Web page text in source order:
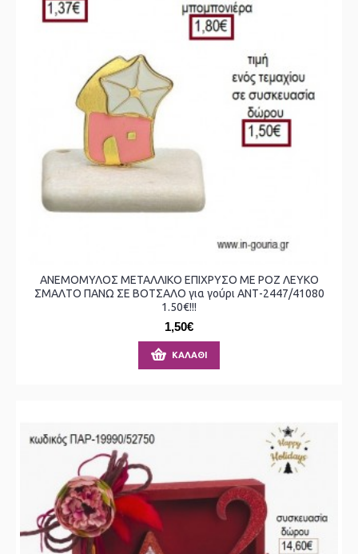
ΑΝΕΜΟΜΥΛΟΣ ΜΕΤΑΛΛΙΚΟ ΕΠΙΧΡΥΣΟ ΜΕ ΡΟΖ ΛΕΥΚΟ
ΣΜΑΛΤΟ ΠΑΝΩ ΣΕ ΒΟΤΣΑΛΟ για γούρι ΑΝΤ-2447/41080
1.50€!!!
1,50€
ΚΑΛΆΘΙ